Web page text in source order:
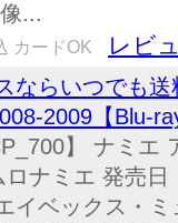
...
カードOK レビ
ならいつでも
2009【Blu-
】 ナミエ
ナミエ 発売
イベックス・